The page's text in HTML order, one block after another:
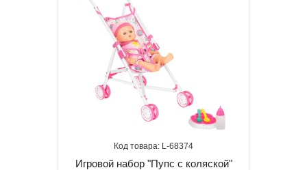
68374
Игровой набор "Пупс с коляской"